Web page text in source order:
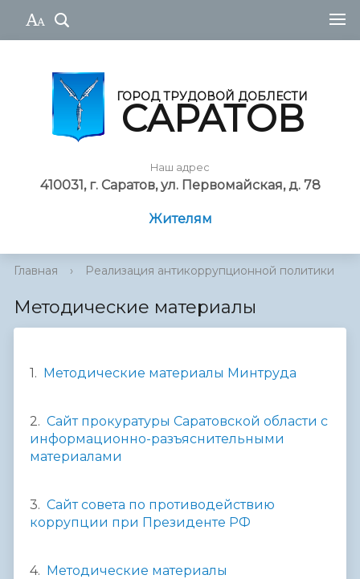
ГОРОД ТРУДОВОЙ ДОБЛЕСТИ
САРАТОВ
Наш адрес
410031, г. Саратов, ул. Первомайская, д. 78
Жителям
Главная › Реализация антикоррупционной политики
Методические материалы
1. Методические материалы Минтруда
2. Сайт прокуратуры Саратовской области с
информационно-разъяснительными
материалами
3. Сайт совета по противодействию
коррупции при Президенте РФ
4. Методические материалы